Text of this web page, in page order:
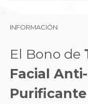
INFORMACIÓN
El Bono de
Facial
Purificante